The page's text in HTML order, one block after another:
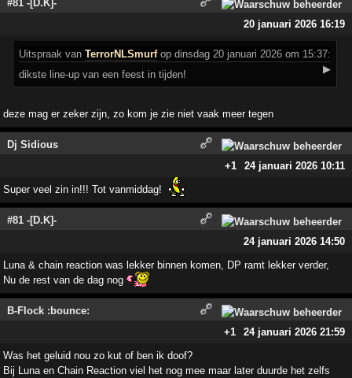
#81 -[D.K]-
20 januari 2026 16:19
Uitspraak vanTerrorNLSmurfop dinsdag 20 januari 2026 om 15:37:
▶
dikste line-up van een feest in tijden!
deze mag er zeker zijn, zo kom je zie niet vaak meer tegen
Dj Sidious
+1
24 januari 2026 10:11
Super veel zin in!!! Tot vanmiddag!
#81 -[D.K]-
24 januari 2026 14:50
Luna & chain reaction was lekker binnen komen, DP ramt lekker verder,
Nu de rest van de dag nog
B-Flock :bounce:
+1
24 januari 2026 21:59
Was het geluid nou zo kut of ben ik doof?
Bij Luna en Chain Reaction viel het nog mee maar later duurde het zelfs